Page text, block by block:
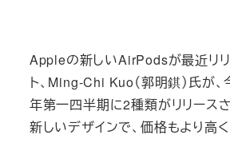
Appleの新しいAirPodsが最近リ
ト、Ming-Chi Kuo（郭明錤）氏
年第一四半期に2種類がリリース
新しいデザインで、価格もより高